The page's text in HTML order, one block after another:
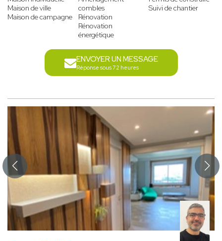
Maison de ville
Maison de campagne
combles
Rénovation
Rénovation
énergétique
Suivi de chantier
ENVOYER UN MESSAGE
Réponse sous 72 heures